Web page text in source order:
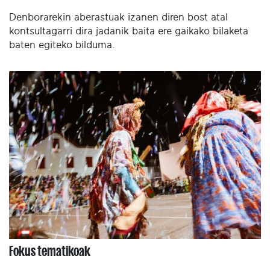
Denborarekin aberastuak izanen diren bost atal
kontsultagarri dira jadanik baita ere gaikako bilaketa
baten egiteko bilduma.
Fokus tematikoak